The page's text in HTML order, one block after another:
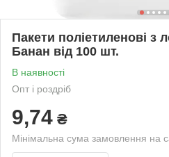
Пакети поліетиленові з
Банан від 100 шт.
В наявності
Опт і роздріб
9,74 ₴
Мінімальна сума замовлення на